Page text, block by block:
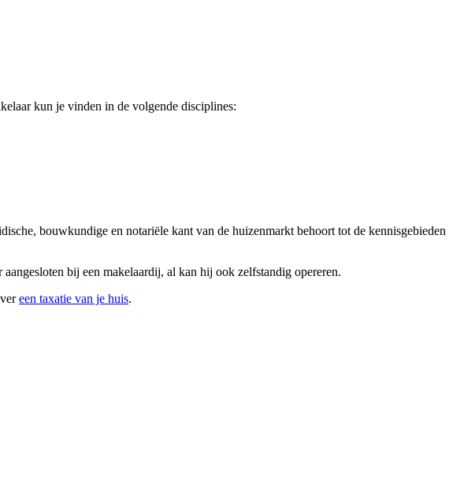
kun je vinden in de volgende disciplines:
bouwkundige en notariële kant van de huizenmarkt behoort tot de kennisgebieden
bij een makelaardij, al kan hij ook zelfstandig opereren.
een taxatie van je huis.